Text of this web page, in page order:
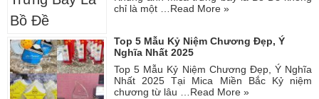
chỉ là một …Read More »
Top 5 Mẫu Kỷ Niệm Chương Đẹp, Ý
Nghĩa Nhất 2025
Top 5 Mẫu Kỷ Niệm Chương Đẹp, Ý Nghĩa
Nhất 2025 Tại Mica Miền Bắc Kỷ niệm
chương từ lâu …Read More »